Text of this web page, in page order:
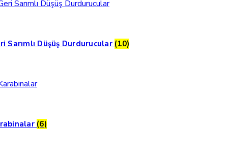
Sarımlı Düşüş Durdurucular (10)
(6)